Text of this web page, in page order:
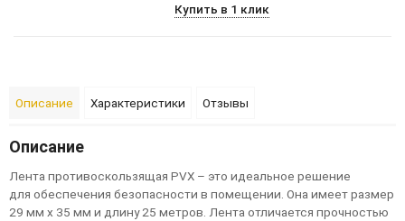
Купить в 1 клик
Описание Характеристики Отзывы
Описание
Лента противоскользящая PVX – это идеальное решение
для обеспечения безопасности в помещении. Она имеет размер
29 мм x 35 мм и длину 25 метров. Лента отличается прочностью